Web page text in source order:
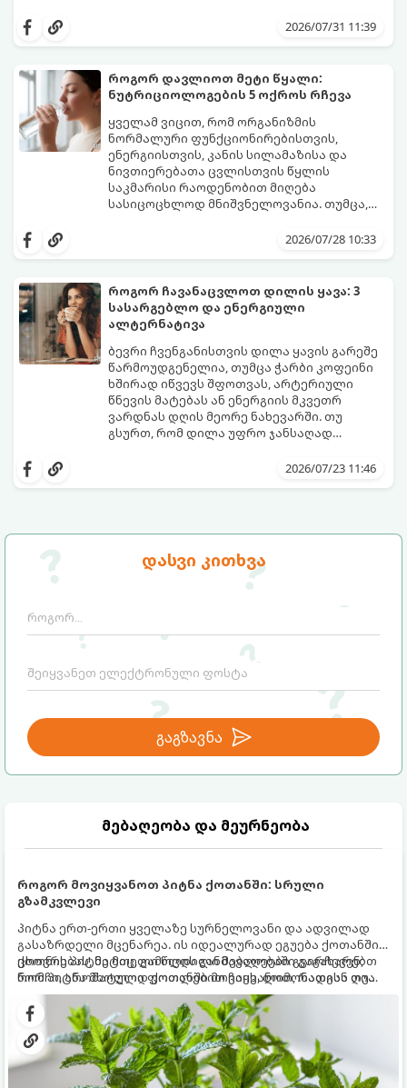
დასვი კითხვა
გაგზავნა
მებაღეობა და მეურნეობა
როგორ მოვიყვანოთ პიტნა ქოთანში: სრული
გზამკვლევი
პიტნა ერთ-ერთი ყველაზე სურნელოვანი და ადვილად
გასაზრდელი მცენარეა. ის იდეალურად ეგუება ქოთანში
ცხოვრებას, მეტიც, გამოცდილი მებაღეები გვირჩევენ,
რომ პიტნა მხოლოდ ქოთანში მოვიყვანოთ, რადგან ღია
გრუნტში (ბაღში) დარგვისას ის ფესვებით ძალიან
სწრაფად ვრცელდება და სხვა მცენარეებს ავიწროებს.
ქოთნის პიტნა მთელი წლის განმავლობაში გაგახარებთ
ნორჩი, არომატული ფოთლებით ჩაის, ლიმონათისა თუ
კერძებისთვის.
ცვლილებები ამ მომენტამდე ბევრად ადრე
საშუალოდ 40-დან 50 წლამდე ასაკში იწყება
და შესაძლოა 4-დან 8 წლამდე
გაგრძელდეს).
იმისათვის, რომ ეს პერიოდი შფოთვის
გარეშე გაიაროთ, მნიშვნელოვანია
იცოდეთ, რა სიგნალებს გზავნის ორგანიზმი
და როგორ შეიმსუბუქოთ მდგომარეობა
მეან-გინეკოლოგებისა და
ნუტრიციოლოგების რეკომენდაციებით.
2026/07/31 11:39
როგორ დავლიოთ მეტი წყალი:
ნუტრიციოლოგების 5 ოქროს რჩევა
ყველამ ვიცით, რომ ორგანიზმის
ნორმალური ფუნქციონირებისთვის,
ენერგიისთვის, კანის სილამაზისა და
ნივთიერებათა ცვლისთვის წყლის
საკმარისი რაოდენობით მიღება
სასიცოცხლოდ მნიშვნელოვანია. თუმცა,
უბრალოდ ჩვევის არქონის გამო, დღის
გამოწვევად რჩება.
დალევა ან მისი გემო მოსაწყენი
დაგეხმარებათ, წყლის სმა
ყოველდღიურ, სასიამოვნო ჩვევად
აქციოთ.
2026/07/28 10:33
როგორ ჩავანაცვლოთ დილის ყავა: 3
სასარგებლო და ენერგიული
ალტერნატივა
ბევრი ჩვენგანისთვის დილა ყავის გარეშე
წარმოუდგენელია, თუმცა ჭარბი კოფეინი
ხშირად იწვევს შფოთვას, არტერიული
წნევის მატებას ან ენერგიის მკვეთრ
ვარდნას დღის მეორე ნახევარში. თუ
გსურთ, რომ დილა უფრო ჯანსაღად
შეინარჩუნოთ, ექსპერტები ყავის სამ
თქვენთვის სასურველი სასმელი:2026/07/23 11:46